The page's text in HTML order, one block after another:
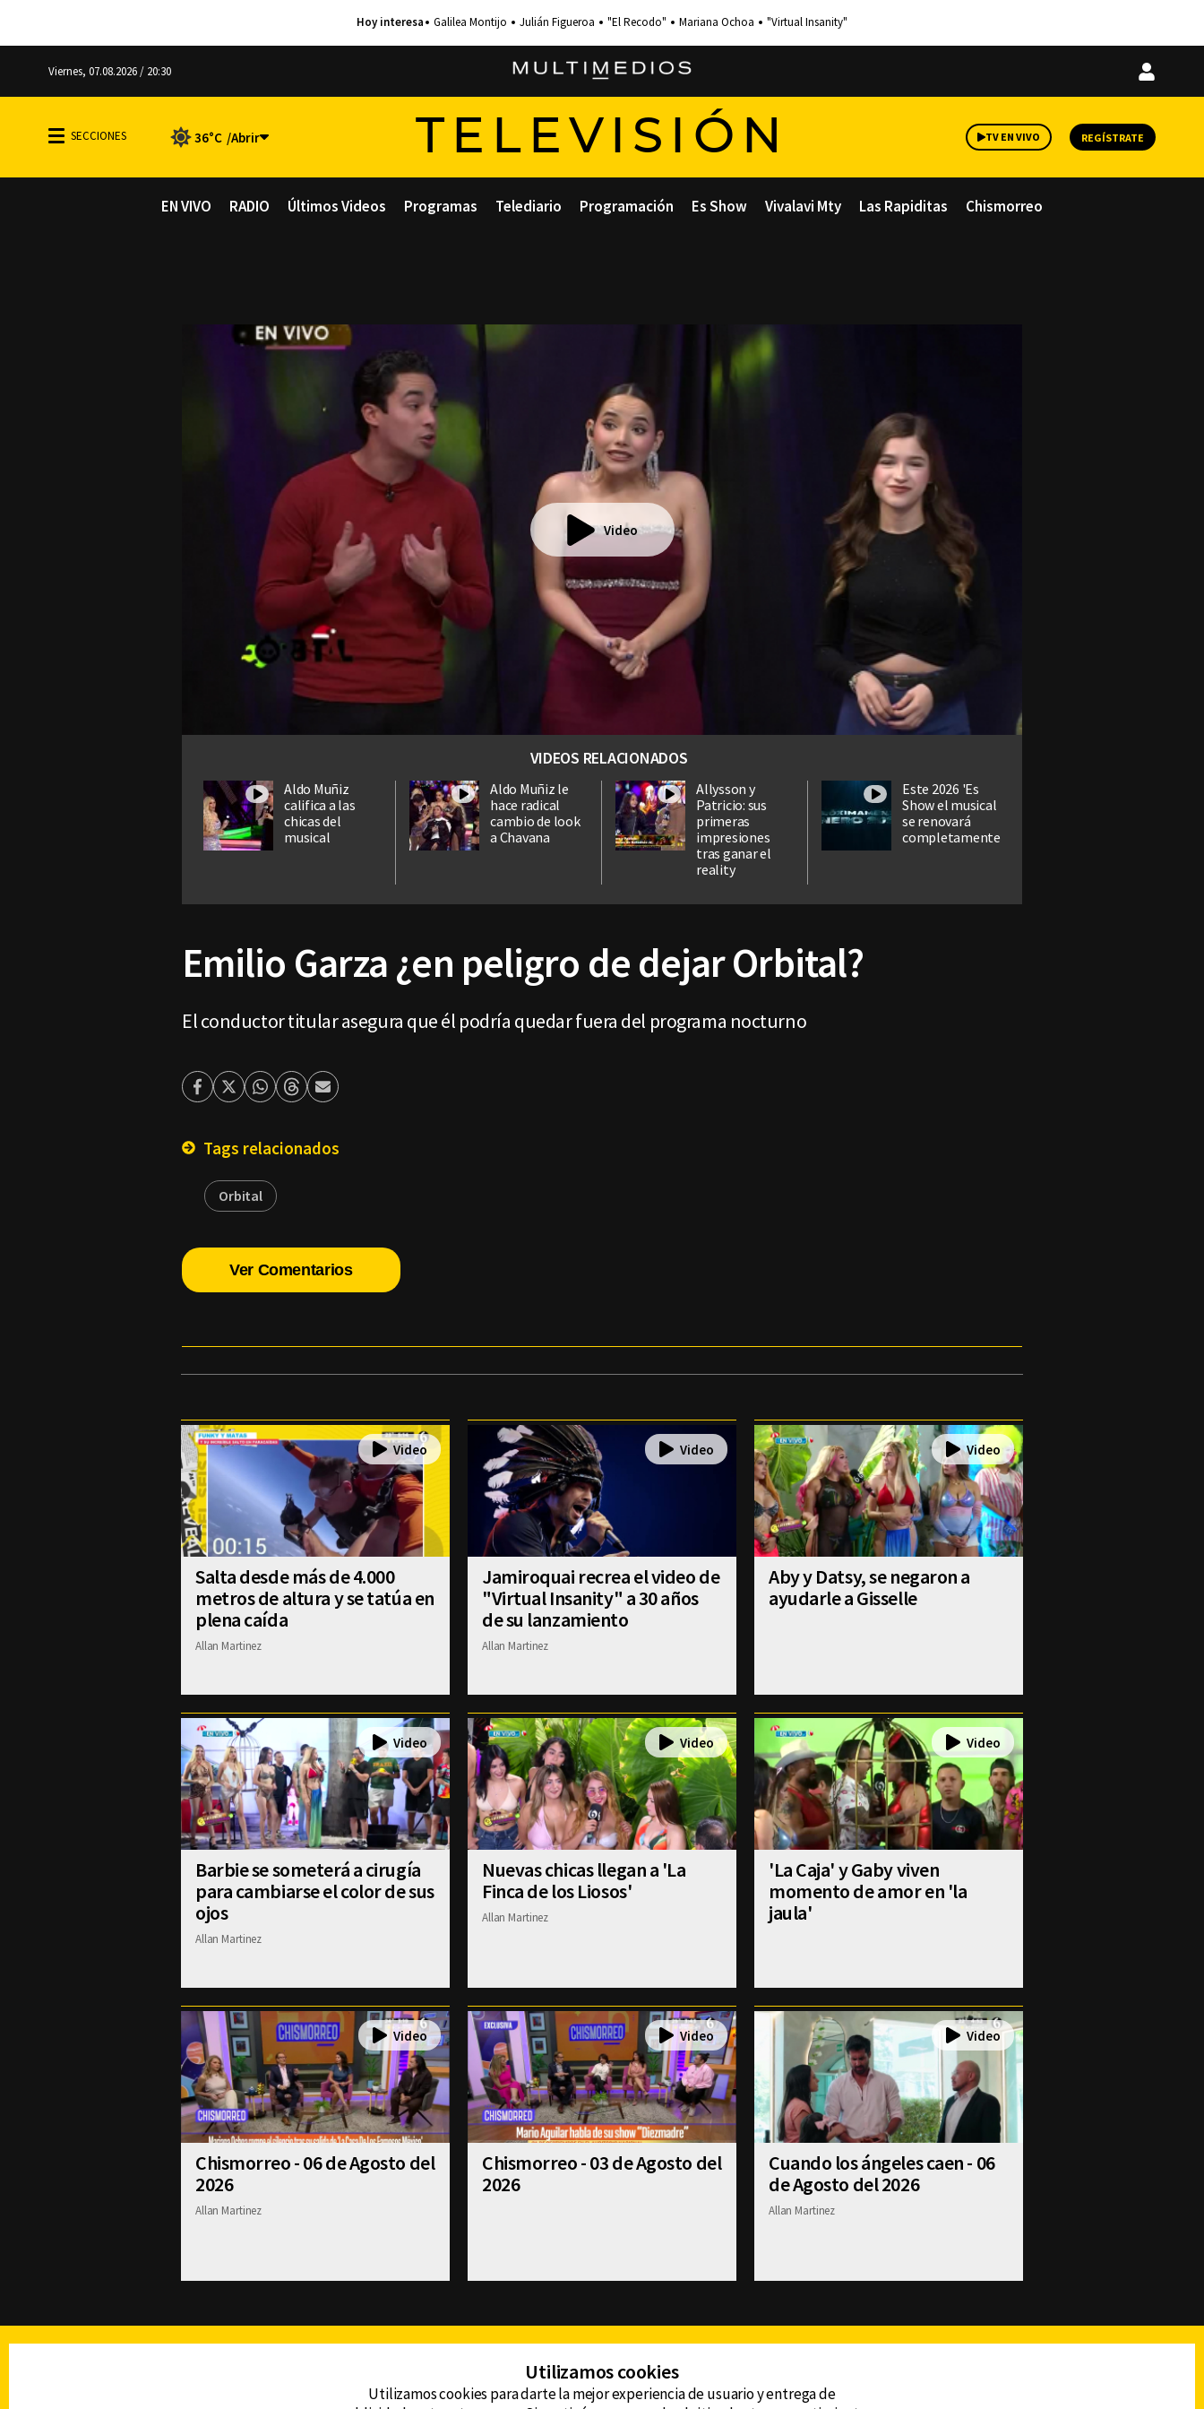
Galilea Montijo Julián Figueroa "El Recodo" Mariana Ochoa "Virtual Insanity"
Viernes, 07.08.2026 / 20:30
Iniciar
36°C TELEVISIÓN TV EN VIVO REGÍSTRATE
EN VIVO RADIO Últimos Videos Programas Telediario Programación Es Show Vivalavi Mty Las Rapiditas Chismorreo
Video
VIDEOS RELACIONADOS
Aldo Muñiz
califica a las
chicas del
musical
Aldo Muñiz le
hace radical
cambio de look
a Chavana
Allysson y
Patricio: sus
primeras
impresiones
tras ganar el
reality
Este 2026 'Es
Show el musical
se renovará
completamente
Emilio Garza ¿en peligro de dejar Orbital?
El conductor titular asegura que él podría quedar fuera del programa nocturno
Facebook
TwitterWhatsapp
ThreadsEnviar
Tags relacionados
Orbital
Ver Comentarios
Salta desde más de 4.000
metros de altura y se tatúa en
plena caída
Allan Martinez
Jamiroquai recrea el video de
"Virtual Insanity" a 30 años
de su lanzamiento
Allan Martinez
Aby y Datsy, se negaron a
ayudarle a Gisselle
Barbie se someterá a cirugía
para cambiarse el color de sus
ojos
Allan Martinez
Nuevas chicas llegan a 'La
Finca de los Liosos'
Allan Martinez
'La Caja' y Gaby viven
momento de amor en 'la
jaula'
Chismorreo - 06 de Agosto del
2026
Allan Martinez
Chismorreo - 03 de Agosto del
2026
Cuando los ángeles caen - 06
de Agosto del 2026
Allan Martinez
Utilizamos cookies
Utilizamos cookies para darte la mejor experiencia de usuario y entrega de